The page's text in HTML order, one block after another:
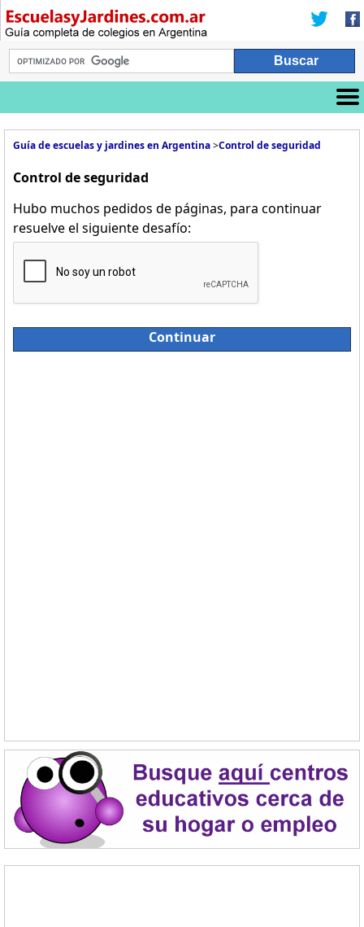
Guía de escuelas y jardines en Argentina>Control de seguridad
Control de seguridad
Hubo muchos pedidos de páginas, para continuar
resuelve el siguiente desafío:
Continuar